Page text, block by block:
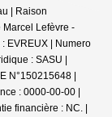
| Raison
Marcel Lefèvre -
EVREUX | Numero
: SASU |
N°150215648 |
: 0000-00-00 |
financière : NC. |